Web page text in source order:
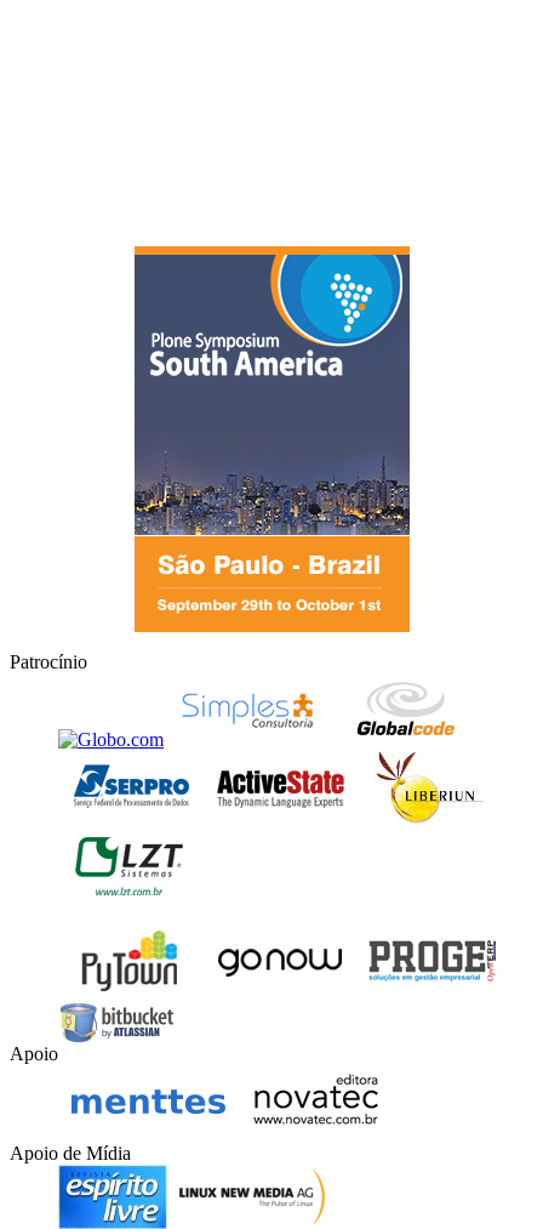
Patrocínio
Apoio
Apoio de Mídia